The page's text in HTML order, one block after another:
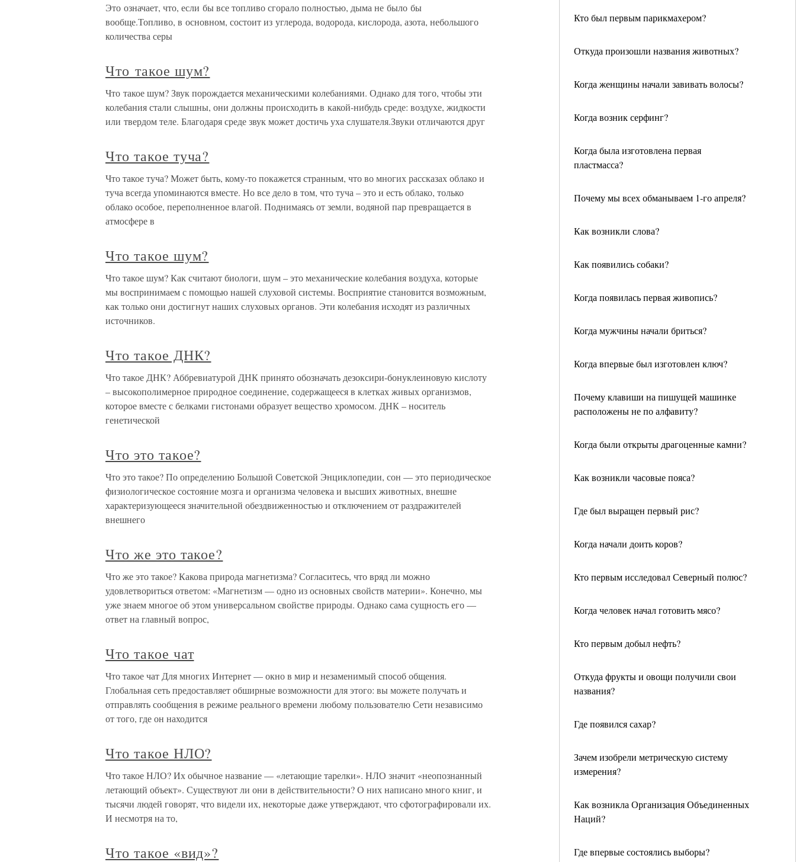
Кто был первым парикмахером?
Откуда произошли названия животных?
Когда женщины начали завивать волосы?
Когда возник серфинг?
Когда была изготовлена первая
пластмасса?
Почему мы всех обманываем 1-го апреля?
Как возникли слова?
Как появились собаки?
Когда появилась первая живопись?
Когда мужчины начали бриться?
Когда впервые был изготовлен ключ?
Почему клавиши на пишущей машинке
расположены не по алфавиту?
Когда были открыты драгоценные камни?
Как возникли часовые пояса?
Где был выращен первый рис?
Когда начали доить коров?
Кто первым исследовал Северный полюс?
Когда человек начал готовить мясо?
Кто первым добыл нефть?
Откуда фрукты и овощи получили свои
названия?
Где появился сахар?
Зачем изобрели метрическую систему
измерения?
Как возникла Организация Объединенных
Наций?
Где впервые состоялись выборы?
Это означает, что, если бы все топливо сгорало полностью, дыма не было бы
вообще.Топливо, в основном, состоит из углерода, водорода, кислорода, азота, небольшого
количества серы
Что такое шум?
Что такое шум? Звук порождается механическими колебаниями. Однако для того, чтобы эти
колебания стали слышны, они должны происходить в какой-нибудь среде: воздухе, жидкости
или твердом теле. Благодаря среде звук может достичь уха слушателя.Звуки отличаются друг
Что такое туча?
Что такое туча? Может быть, кому-то покажется странным, что во многих рассказах облако и
туча всегда упоминаются вместе. Но все дело в том, что туча – это и есть облако, только
облако особое, переполненное влагой. Поднимаясь от земли, водяной пар превращается в
атмосфере в
Что такое шум?
Что такое шум? Как считают биологи, шум – это механические колебания воздуха, которые
мы воспринимаем с помощью нашей слуховой системы. Восприятие становится возможным,
как только они достигнут наших слуховых органов. Эти колебания исходят из различных
источников.
Что такое ДНК?
Что такое ДНК? Аббревиатурой ДНК принято обозначать дезоксири-бонуклеиновую кислоту
– высокополимерное природное соединение, содержащееся в клетках живых организмов,
которое вместе с белками гистонами образует вещество хромосом. ДНК – носитель
генетической
Что это такое?
Что это такое? По определению Большой Советской Энциклопедии, сон — это периодическое
физиологическое состояние мозга и организма человека и высших животных, внешне
характеризующееся значительной обездвиженностью и отключением от раздражителей
внешнего
Что же это такое?
Что же это такое? Какова природа магнетизма? Согласитесь, что вряд ли можно
удовлетвориться ответом: «Магнетизм — одно из основных свойств материи». Конечно, мы
уже знаем многое об этом универсальном свойстве природы. Однако сама сущность его —
ответ на главный вопрос,
Что такое чат
Что такое чат Для многих Интернет — окно в мир и незаменимый способ общения.
Глобальная сеть предоставляет обширные возможности для этого: вы можете получать и
отправлять сообщения в режиме реального времени любому пользователю Сети независимо
от того, где он находится
Что такое НЛО?
Что такое НЛО? Их обычное название — «летающие тарелки». НЛО значит «неопознанный
летающий объект». Существуют ли они в действительности? О них написано много книг, и
тысячи людей говорят, что видели их, некоторые даже утверждают, что сфотографировали их.
И несмотря на то,
Что такое «вид»?